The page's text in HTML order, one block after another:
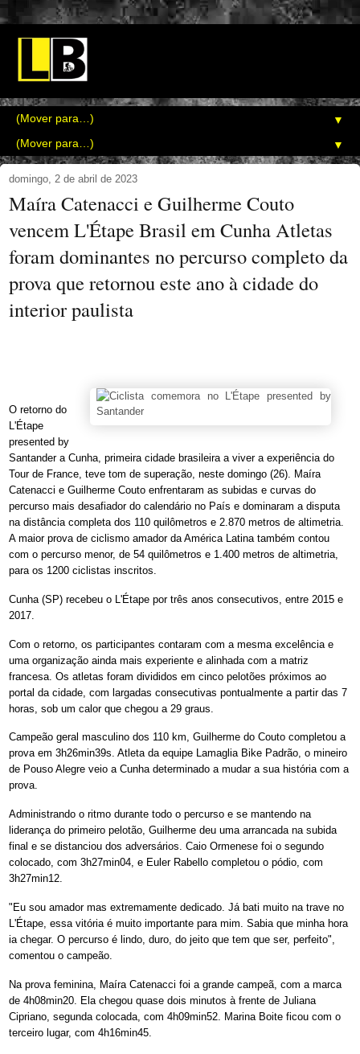
▼
▼
domingo, 2 de abril de 2023
Maíra Catenacci e Guilherme Couto
vencem L'Étape Brasil em Cunha Atletas
foram dominantes no percurso completo da
prova que retornou este ano à cidade do
interior paulista
O retorno do
L'Étape
presented by
Santander a Cunha, primeira cidade brasileira a viver a experiência do
Tour de France, teve tom de superação, neste domingo (26). Maíra
Catenacci e Guilherme Couto enfrentaram as subidas e curvas do
percurso mais desafiador do calendário no País e dominaram a disputa
na distância completa dos 110 quilômetros e 2.870 metros de altimetria.
A maior prova de ciclismo amador da América Latina também contou
com o percurso menor, de 54 quilômetros e 1.400 metros de altimetria,
para os 1200 ciclistas inscritos.
Cunha (SP) recebeu o L'Étape por três anos consecutivos, entre 2015 e
2017.
Com o retorno, os participantes contaram com a mesma excelência e
uma organização ainda mais experiente e alinhada com a matriz
francesa. Os atletas foram divididos em cinco pelotões próximos ao
portal da cidade, com largadas consecutivas pontualmente a partir das 7
horas, sob um calor que chegou a 29 graus.
Campeão geral masculino dos 110 km, Guilherme do Couto completou a
prova em 3h26min39s. Atleta da equipe Lamaglia Bike Padrão, o mineiro
de Pouso Alegre veio a Cunha determinado a mudar a sua história com a
prova.
Administrando o ritmo durante todo o percurso e se mantendo na
liderança do primeiro pelotão, Guilherme deu uma arrancada na subida
final e se distanciou dos adversários. Caio Ormenese foi o segundo
colocado, com 3h27min04, e Euler Rabello completou o pódio, com
3h27min12.
"Eu sou amador mas extremamente dedicado. Já bati muito na trave no
L'Étape, essa vitória é muito importante para mim. Sabia que minha hora
ia chegar. O percurso é lindo, duro, do jeito que tem que ser, perfeito",
comentou o campeão.
Na prova feminina, Maíra Catenacci foi a grande campeã, com a marca
de 4h08min20. Ela chegou quase dois minutos à frente de Juliana
Cipriano, segunda colocada, com 4h09min52. Marina Boite ficou com o
terceiro lugar, com 4h16min45.